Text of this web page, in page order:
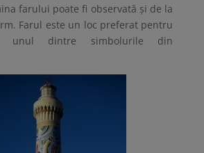
farului poate fi observată şi de la
Farul este un loc preferat pentru
unul dintre simbolurile din